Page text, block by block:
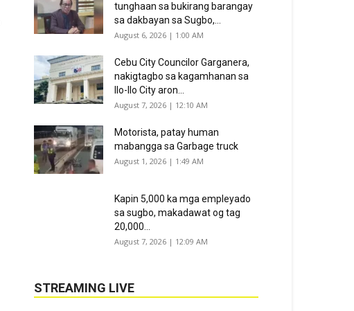
tunghaan sa bukirang barangay
sa dakbayan sa Sugbo,...
August 6, 2026 | 1:00 AM
Cebu City Councilor Garganera,
nakigtagbo sa kagamhanan sa
Ilo-Ilo City aron...
August 7, 2026 | 12:10 AM
Motorista, patay human
mabangga sa Garbage truck
August 1, 2026 | 1:49 AM
Kapin 5,000 ka mga empleyado
sa sugbo, makadawat og tag
20,000...
August 7, 2026 | 12:09 AM
STREAMING LIVE